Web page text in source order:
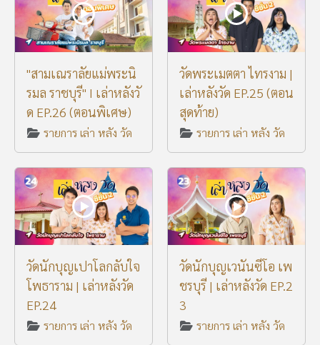
"สามเณราลัยแม่พระนิ
รมล ราชบุรี" I เล่าหลังวั
ด EP.26 (ตอนพิเศษ)
รายการ เล่า หลัง วัด
วัดพระเมตตา ไทรงาม |
เล่าหลังวัด EP.25 (ตอน
สุดท้าย)
รายการ เล่า หลัง วัด
วัดนักบุญเปาโลกลับใจ
โพธาราม | เล่าหลังวัด
EP.24
รายการ เล่า หลัง วัด
วัดนักบุญเวนันซีโอ เพ
ชรบุรี | เล่าหลังวัด EP.2
3
รายการ เล่า หลัง วัด